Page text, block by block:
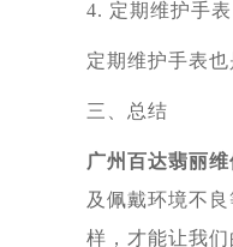
4. 定期维护手表
定期维护手表
三、总结
广州百达翡丽
及佩戴环境不
样，才能让我